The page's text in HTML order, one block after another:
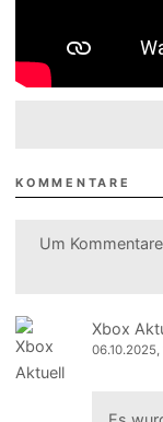
KOMMENTARE
Um
Xbox